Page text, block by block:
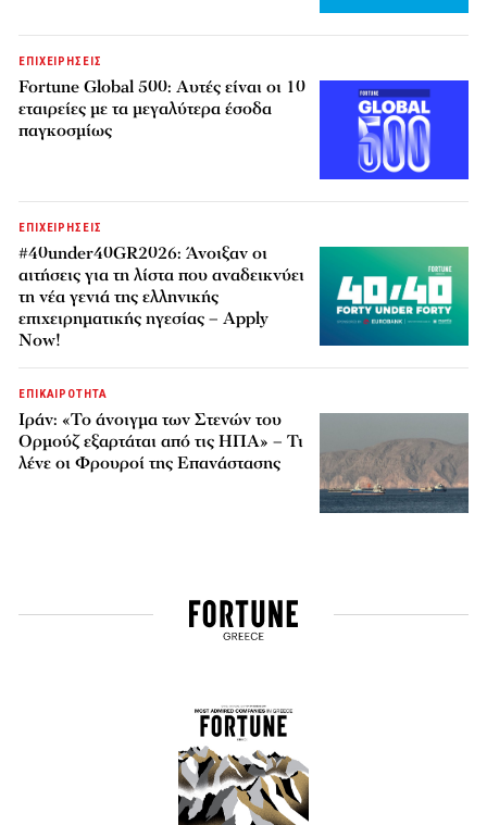
ΕΠΙΧΕΙΡΗΣΕΙΣ
Fortune Global 500: Αυτές είναι οι 10
εταιρείες με τα μεγαλύτερα έσοδα
παγκοσμίως
ΕΠΙΧΕΙΡΗΣΕΙΣ
#40under40GR2026: Άνοιξαν οι
αιτήσεις για τη λίστα που αναδεικνύει
τη νέα γενιά της ελληνικής
επιχειρηματικής ηγεσίας – Apply
Now!
ΕΠΙΚΑΙΡΟΤΗΤΑ
Ιράν: «Το άνοιγμα των Στενών του
Ορμούζ εξαρτάται από τις ΗΠΑ» – Τι
λένε οι Φρουροί της Επανάστασης